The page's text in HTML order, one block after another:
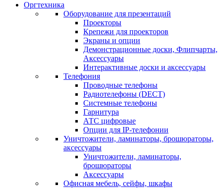
Оргтехника
Оборудование для презентаций
Проекторы
Крепежи для проекторов
Экраны и опции
Демонстрационные доски, Флипчарты,
Аксессуары
Интерактивные доски и аксессуары
Телефония
Проводные телефоны
Радиотелефоны (DECT)
Системные телефоны
Гарнитура
АТС цифровые
Опции для IP-телефонии
Уничтожители, ламинаторы, брошюраторы,
аксессуары
Уничтожители, ламинаторы,
брошюраторы
Аксессуары
Офисная мебель, сейфы, шкафы